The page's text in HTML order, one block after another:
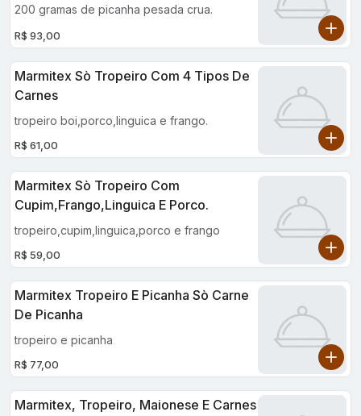
200 gramas de picanha pesada crua.
R$ 93,00
Marmitex Sò Tropeiro Com 4 Tipos De
Carnes
tropeiro boi,porco,linguica e frango.
R$ 61,00
Marmitex Sò Tropeiro Com
Cupim,frango,linguica E Porco.
tropeiro,cupim,linguica,porco e frango
R$ 59,00
Marmitex Tropeiro E Picanha Sò Carne
De Picanha
tropeiro e picanha
R$ 77,00
Marmitex, Tropeiro, Maionese E Carnes